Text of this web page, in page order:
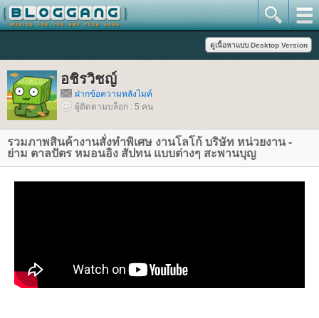
อชิรวิชญ์
ฝากข้อความหลังไมค์
ผู้ติดตามบล็อก : 5 คน
รวมภาพสินค้างานสั่งทำพิเศษ งานโลโก้ บริษัท หน่วยงาน -
่าม ตาลปัตร หมอนอิง สัปทน แบบต่างๆ สะพานบุญ